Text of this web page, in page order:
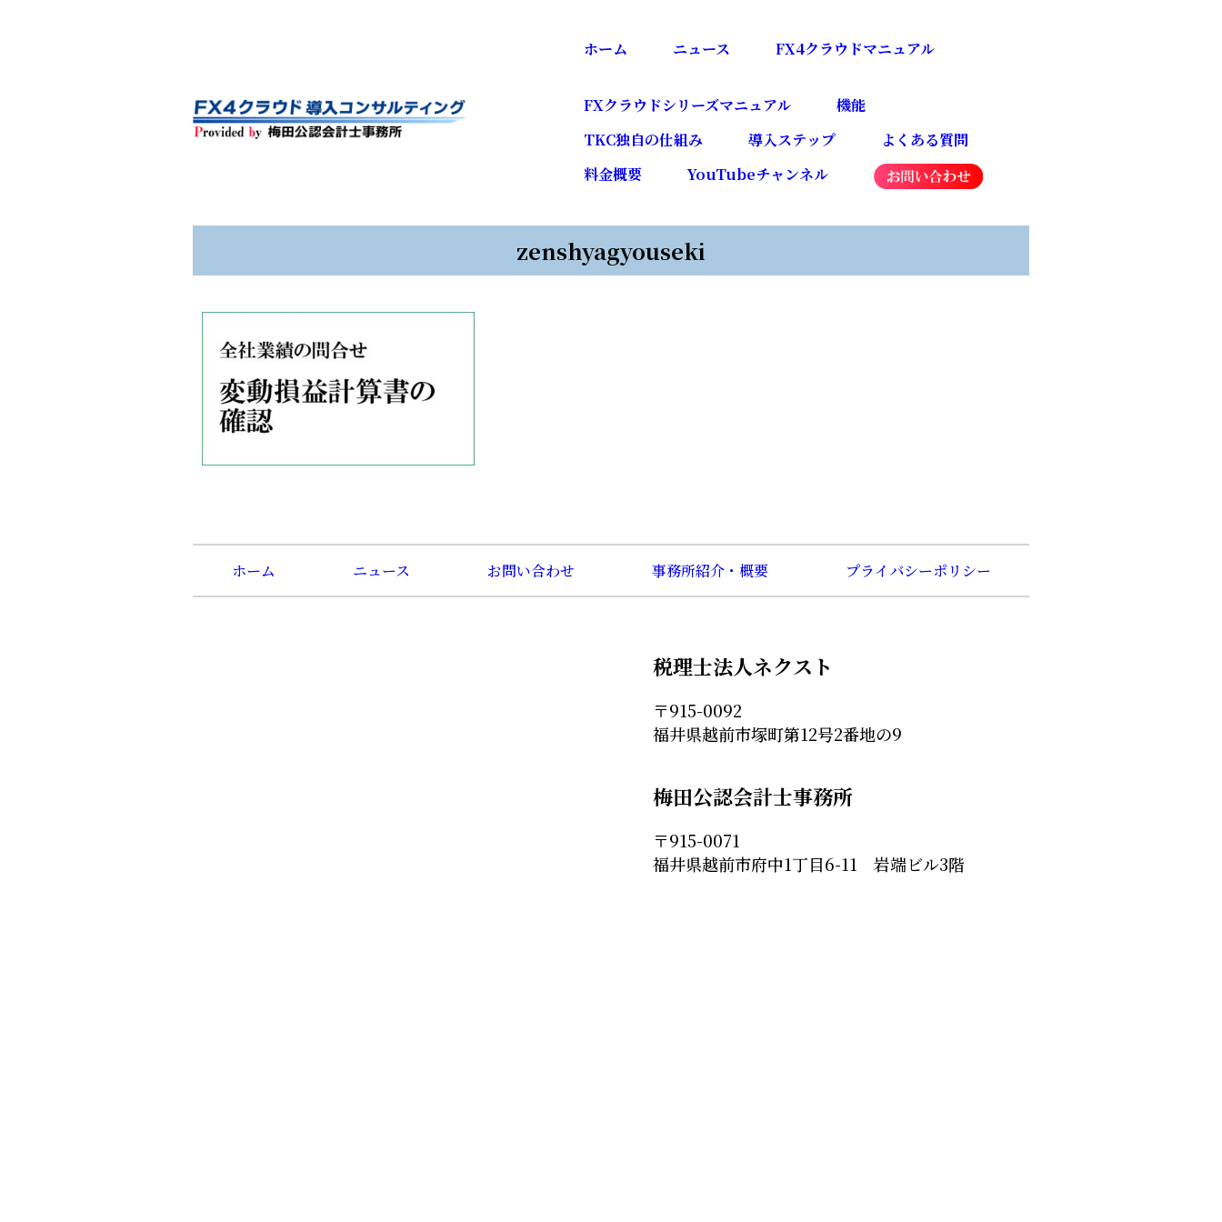
ホーム ニュース FX4クラウドマニュアル
FXクラウドシリーズマニュアル
機能
TKC独自の仕組み
導入ステップ
よくある質問
料金概要
YouTubeチャンネル
zenshyagyouseki
ホーム ニュース お問い合わせ 事務所紹介・概要 プライバシーポリシー
税理士法人ネクスト
〒915-0092
福井県越前市塚町第12号2番地の9
梅田公認会計士事務所
〒915-0071
福井県越前市府中1丁目6-11 岩端ビル3階